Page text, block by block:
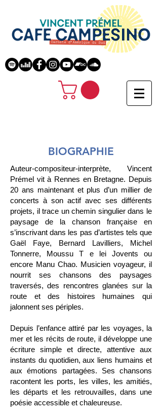
BIOGRAPHIE
Auteur-compositeur-interprète, Vincent
Prémel vit à Rennes en Bretagne. Depuis
20 ans maintenant et plus d’un millier de
concerts à son actif avec ses différents
projets, il trace un chemin singulier dans le
paysage de la chanson française en
s’inscrivant dans les pas d’artistes tels que
Gaël Faye, Bernard Lavilliers, Michel
Tonnerre, Moussu T e lei Jovents ou
encore Manu Chao. Musicien voyageur, il
nourrit ses chansons des paysages
traversés, des rencontres glanées sur la
route et des histoires humaines qui
jalonnent ses périples.
Depuis l’enfance attiré par les voyages, la
mer et les récits de route, il développe une
écriture simple et directe, attentive aux
instants du quotidien, aux liens humains et
aux émotions partagées. Ses chansons
racontent les ports, les villes, les amitiés,
les départs et les retrouvailles, dans une
poésie accessible et chaleureuse.